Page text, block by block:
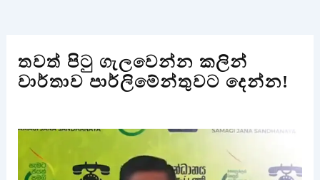
තවත් පිටු ගැලවෙන්න කලින්
වාර්තාව පාර්ලිමේන්තුවට දෙන්න!